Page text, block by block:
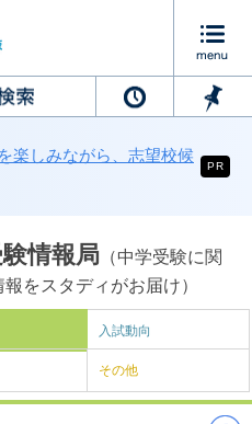
楽しみながら、志望校候
PR
情報局 （中学受験に関
をスタディがお届け）
入試動向
その他